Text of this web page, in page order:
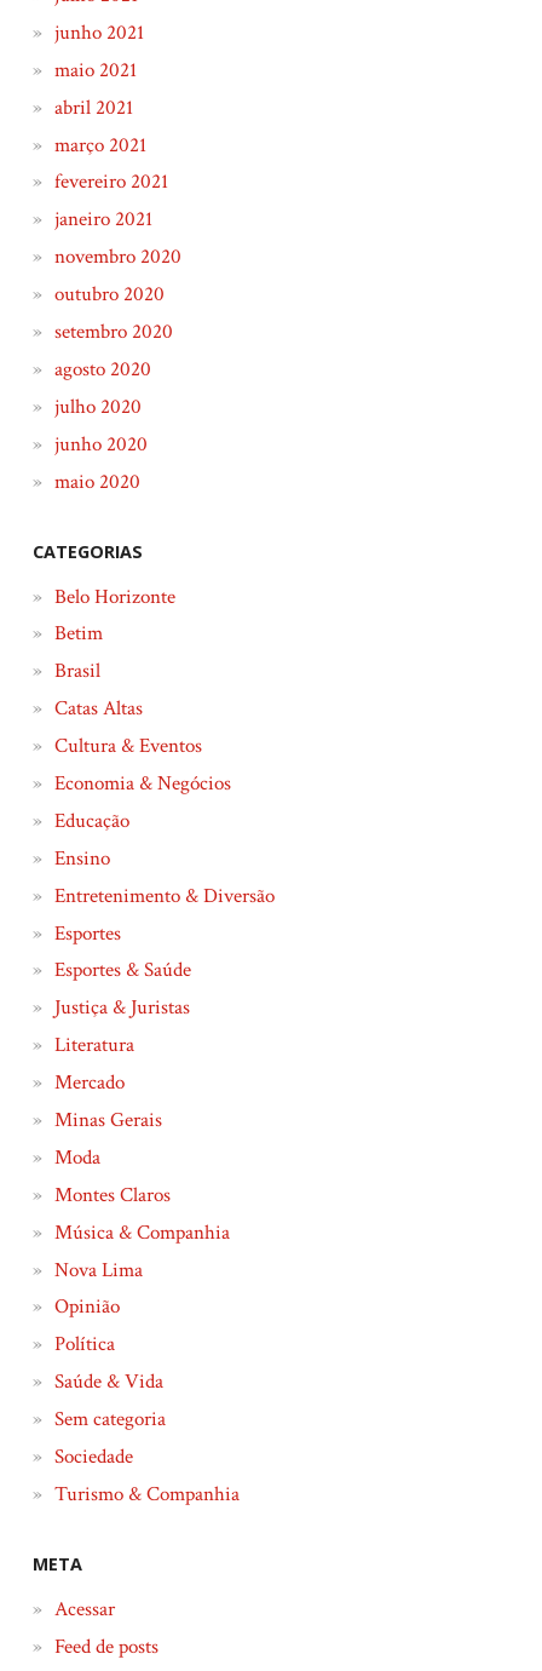
junho 2021
maio 2021
abril 2021
março 2021
fevereiro 2021
janeiro 2021
novembro 2020
outubro 2020
setembro 2020
agosto 2020
julho 2020
junho 2020
maio 2020
CATEGORIAS
Belo Horizonte
Betim
Brasil
Catas Altas
Cultura & Eventos
Economia & Negócios
Educação
Ensino
Entretenimento & Diversão
Esportes
Esportes & Saúde
Justiça & Juristas
Literatura
Mercado
Minas Gerais
Moda
Montes Claros
Música & Companhia
Nova Lima
Opinião
Política
Saúde & Vida
Sem categoria
Sociedade
Turismo & Companhia
META
Acessar
Feed de posts